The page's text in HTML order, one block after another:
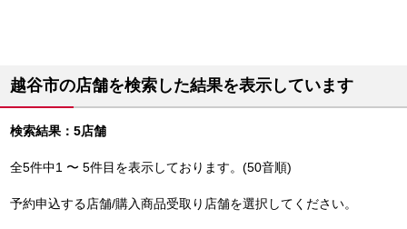
越谷市の店舗を検索した結果を表示しています
検索結果：5店舗
全5件中1 〜 5件目を表示しております。(50音順)
予約申込する店舗/購入商品受取り店舗を選択してください。